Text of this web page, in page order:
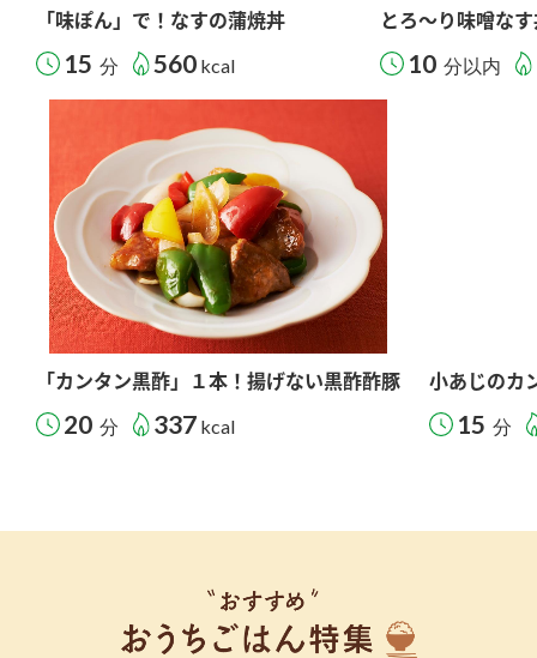
「味ぽん」で！なすの蒲焼丼
15 分 560 kcal
とろ～り味噌な
10 分以内
「カンタン黒酢」１本！揚げない黒酢酢豚
20 分 337 kcal
小あじのカ
15 分